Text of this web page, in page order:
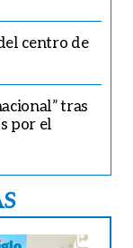
centro de
tras
por el